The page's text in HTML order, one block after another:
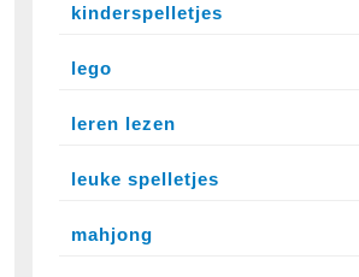
kinderspelletjes
lego
leren lezen
leuke spelletjes
mahjong